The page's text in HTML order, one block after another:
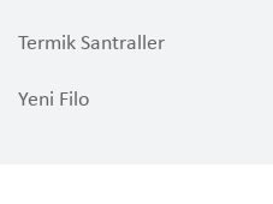
Termik Santraller
Yeni Filo